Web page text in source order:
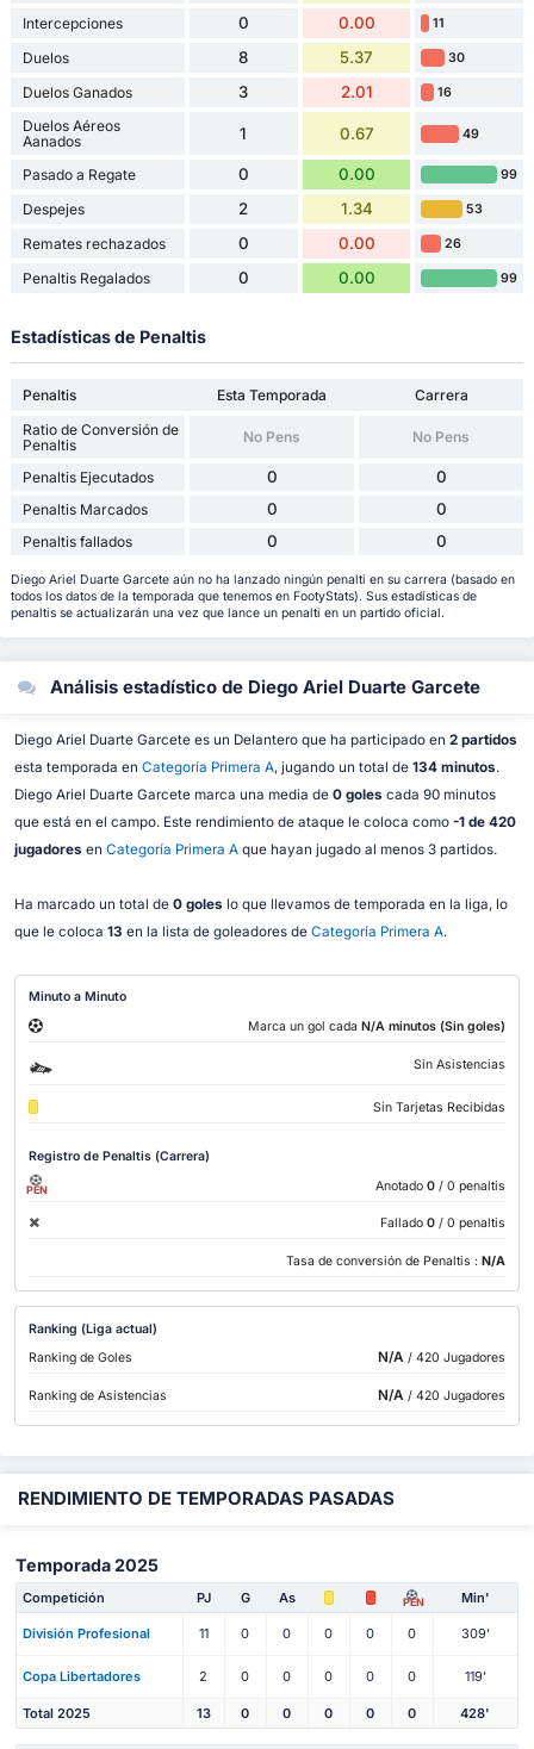
Intercepciones 0 0.00 11
Duelos 8 5.37 30
Duelos Ganados 3 2.01 16
Duelos Aéreos
Aanados
1 0.67 49
Pasado a Regate 0 0.00 99
Despejes 2 1.34 53
Remates rechazados 0 0.00 26
Penaltis Regalados 0 0.00 99
Estadísticas de Penaltis
Penaltis Esta Temporada
Carrera
Ratio de Conversión de
Penaltis
No Pens No Pens
Penaltis Ejecutados 0 0
Penaltis Marcados 0 0
Penaltis fallados 0 0
Diego Ariel Duarte Garcete aún no ha lanzado ningún penalti en su carrera (basado en
todos los datos de la temporada que tenemos en FootyStats). Sus estadísticas de
penaltis se actualizarán una vez que lance un penalti en un partido oficial.
Análisis estadístico de Diego Ariel Duarte Garcete
Diego Ariel Duarte Garcete es un Delantero que ha participado en 2 partidos
esta temporada en Categoría Primera A, jugando un total de 134 minutos.
Diego Ariel Duarte Garcete marca una media de 0 goles cada 90 minutos
que está en el campo. Este rendimiento de ataque le coloca como -1 de 420
jugadores en Categoría Primera Aque hayan jugado al menos 3 partidos.
Ha marcado un total de 0 goles lo que llevamos de temporada en la liga, lo
que le coloca 13 en la lista de goleadores de Categoría Primera A.
Minuto a Minuto
Marca un gol cada N/A minutos (Sin goles)
Sin Asistencias
Sin Tarjetas Recibidas
Registro de Penaltis (Carrera)
PEN Anotado 0 / 0 penaltis
Fallado 0 / 0 penaltis
Tasa de conversión de Penaltis : N/A
Ranking (Liga actual)
Ranking de Goles
N/A / 420 Jugadores
Ranking de Asistencias N/A / 420 Jugadores
RENDIMIENTO DE TEMPORADAS PASADAS
Temporada 2025
Competición PJ G As PEN Min'
División Profesional 11 0 0 0 0 0 309'
Copa Libertadores 2 0 0 0 0 0 119'
Total 2025 13 0 0 0 0 0 428'